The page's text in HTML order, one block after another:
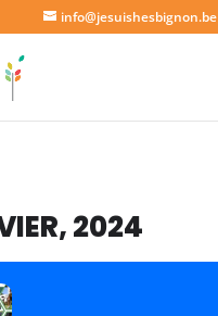
info@jesuishesbignon.be
2024